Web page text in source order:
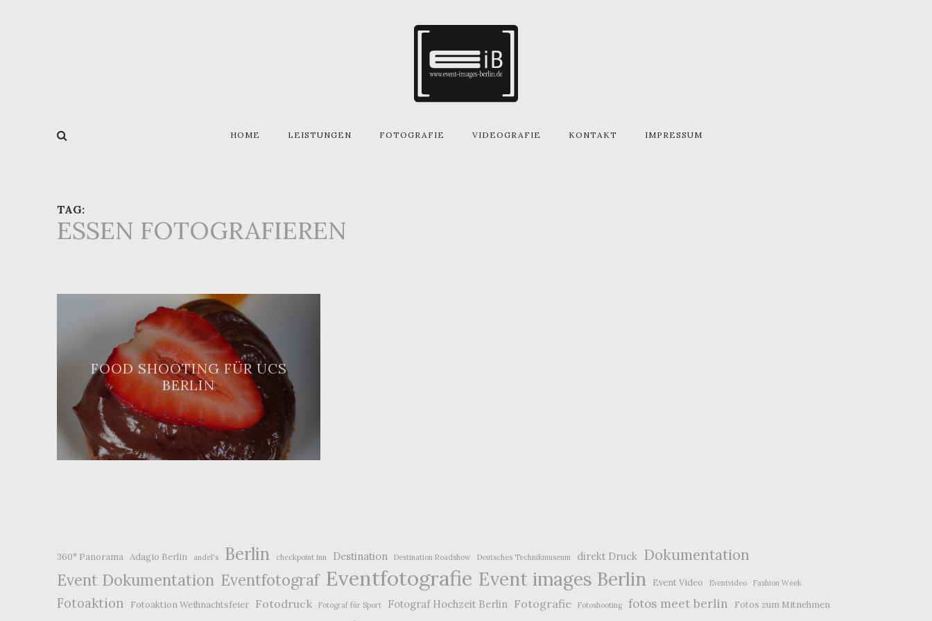
HOME LEISTUNGEN FOTOGRAFIE VIDEOGRAFIE KONTAKT IMPRESSUM
TAG:
ESSEN FOTOGRAFIEREN
FOOD SHOOTING FÜR UCS
BERLIN
360° Panorama Adagio Berlin andel's Berlin checkpoint inn Destination Destination Roadshow Deutsches Technikmuseum direkt Druck Dokumentation
Event Dokumentation Eventfotograf Eventfotografie Event images Berlin Event Video Eventvideo Fashion Week
Fotoaktion Fotoaktion Weihnachtsfeier Fotodruck Fotograf für Sport Fotograf Hochzeit Berlin Fotografie Fotoshooting fotos meet berlin Fotos zum Mitnehmen